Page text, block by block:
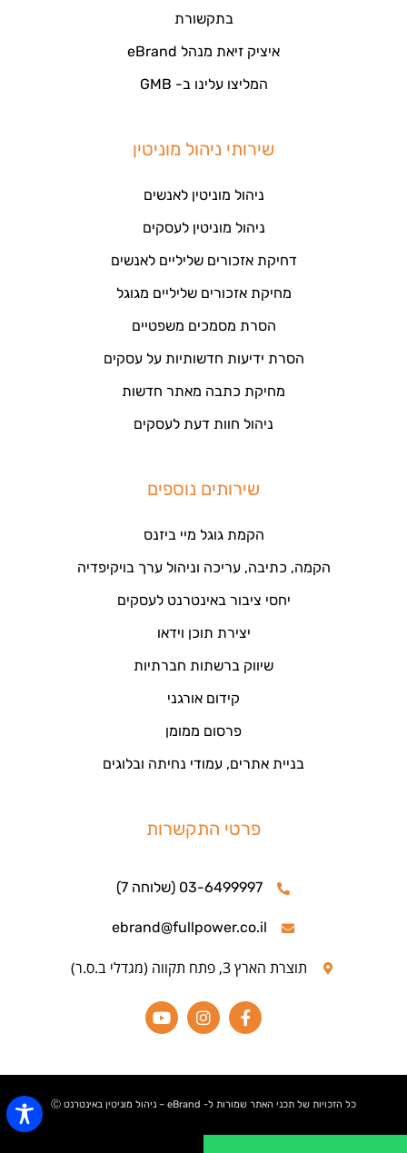
בתקשורת
איציק זיאת מנהל eBrand
המליצו עלינו ב- GMB
שירותי ניהול מוניטין
ניהול מוניטין לאנשים
ניהול מוניטין לעסקים
דחיקת אזכורים שליליים לאנשים
מחיקת אזכורים שליליים מגוגל
הסרת מסמכים משפטיים
הסרת ידיעות חדשותיות על עסקים
מחיקת כתבה מאתר חדשות
ניהול חוות דעת לעסקים
שירותים נוספים
הקמת גוגל מיי ביזנס
הקמה, כתיבה, עריכה וניהול ערך בויקיפדיה
יחסי ציבור באינטרנט לעסקים
יצירת תוכן וידאו
שיווק ברשתות חברתיות
קידום אורגני
פרסום ממומן
בניית אתרים, עמודי נחיתה ובלוגים
פרטי התקשרות
03-6499997 (שלוחה 7)
ebrand@fullpower.co.il
תוצרת הארץ 3, פתח תקווה (מגדלי ב.ס.ר)
כל הזכויות של תכני האתר שמורות ל- eBrand – ניהול מוניטין באינטרנט Ⓒ